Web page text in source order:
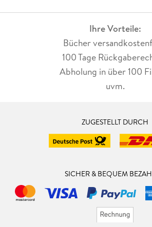
Ihre Vorteile:
Bücher
100 Tage
Abholung in über 100
uvm.
ZUGESTELLT DURCH
SICHER & BEQUEM